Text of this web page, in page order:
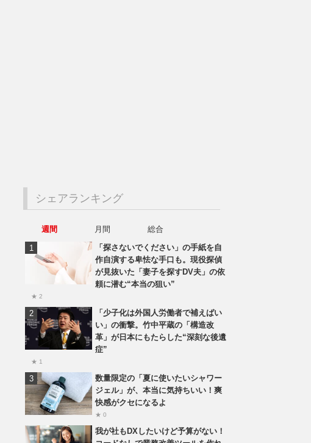
シェアランキング
週間 月間
総合
「探さないでください」の手紙を自
作自演する卑怯な手口も。現役探偵
が見抜いた「妻子を探すDV夫」の依
頼に潜む“本当の狙い”
★ 2
「少子化は外国人労働者で補えばい
い」の衝撃。竹中平蔵の「構造改
革」が日本にもたらした“深刻な後遺
症”
★ 1
数量限定の「夏に使いたいシャワー
ジェル」が、本当に気持ちいい！爽
快感がクセになるよ
★ 0
我が社もDXしたいけど予算がない！